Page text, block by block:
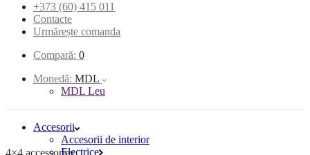
+373 (60) 415 011
Contacte
Urmărește comanda
Compară: 0
Monedă: MDL
MDL Leu
Accesorii
Accesorii de interior
Electrice
4×4 accessories